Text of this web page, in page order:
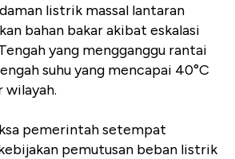
listrik massal lantaran
bahan bakar akibat eskalasi
yang mengganggu rantai
suhu yang mencapai 40°C
wilayah.
pemerintah setempat
pemutusan beban listrik